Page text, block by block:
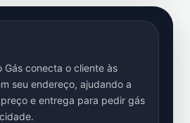
Gás conecta o cliente às
seu endereço, ajudando a
e entrega para pedir gás